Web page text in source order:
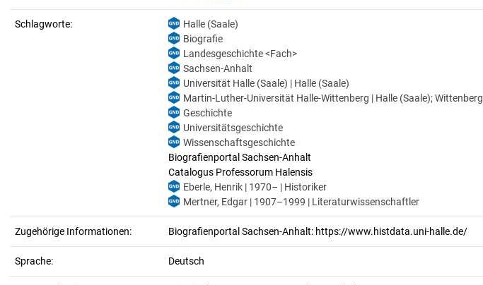
Schlagworte:
Halle (Saale)
Biografie
Landesgeschichte <Fach>
Sachsen-Anhalt
Universität Halle (Saale) | Halle (Saale)
Martin-Luther-Universität Halle-Wittenberg | Halle (Saale); Wittenberg
Geschichte
Universitätsgeschichte
Wissenschaftsgeschichte
Biografienportal Sachsen-Anhalt
Catalogus Professorum Halensis
Eberle, Henrik | 1970– | Historiker
Mertner, Edgar | 1907–1999 | Literaturwissenschaftler
Zugehörige Informationen: Biografienportal Sachsen-Anhalt: https://www.histdata.uni-halle.de/
Sprache: Deutsch